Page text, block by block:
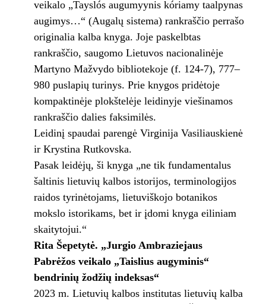
veikalo „Tayslós augumyynis kóriamy taalpynas
augimys…“ (Augalų sistema) rankraščio perrašo
originalia kalba knyga. Joje paskelbtas
rankraščio, saugomo Lietuvos nacionalinėje
Martyno Mažvydo bibliotekoje (f. 124-7), 777–
980 puslapių turinys. Prie knygos pridėtoje
kompaktinėje plokštelėje leidinyje viešinamos
rankraščio dalies faksimilės.
Leidinį spaudai parengė Virginija Vasiliauskienė
ir Krystina Rutkovska.
Pasak leidėjų, ši knyga „ne tik fundamentalus
šaltinis lietuvių kalbos istorijos, terminologijos
raidos tyrinėtojams, lietuviškojo botanikos
mokslo istorikams, bet ir įdomi knyga eiliniam
skaitytojui.“
Rita Šepetytė. „Jurgio Ambraziejaus
Pabrėžos veikalo „Taislius augyminis“
bendrinių žodžių indeksas“
2023 m. Lietuvių kalbos institutas lietuvių kalba